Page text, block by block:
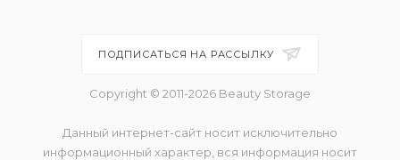
ПОДПИСАТЬСЯ НА РАССЫЛКУ
Copyright © 2011-2026 Beauty Storage
Данный интернет-сайт носит исключительно
информационный характер, вся информация носит